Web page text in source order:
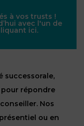
à vos trusts !
avec l'un de
ici.
successorale,
répondre
Nos
ou en